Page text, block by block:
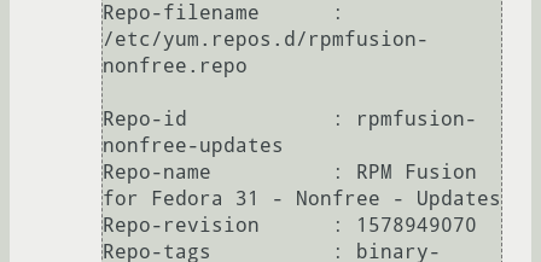
Repo-filename      :
/etc/yum.repos.d/rpmfusion-
nonfree.repo
Repo-id            : rpmfusion-
nonfree-updates
Repo-name          : RPM Fusion
for Fedora 31 - Nonfree - Updates
Repo-revision      : 1578949070
Repo-tags          : binary-